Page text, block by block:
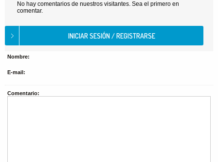
No hay comentarios de nuestros visitantes. Sea el primero en
comentar.
Nombre:
E-mail:
Comentario: